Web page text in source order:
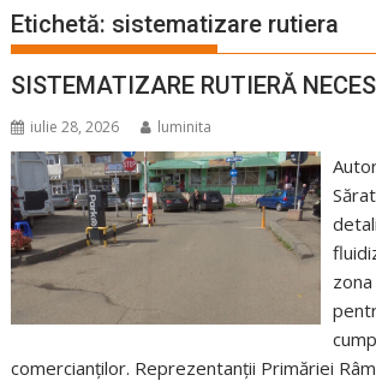
Etichetă: sistematizare rutiera
SISTEMATIZARE RUTIERĂ
iulie 28, 2026 luminita
comercianților. Reprezentanții Primăriei